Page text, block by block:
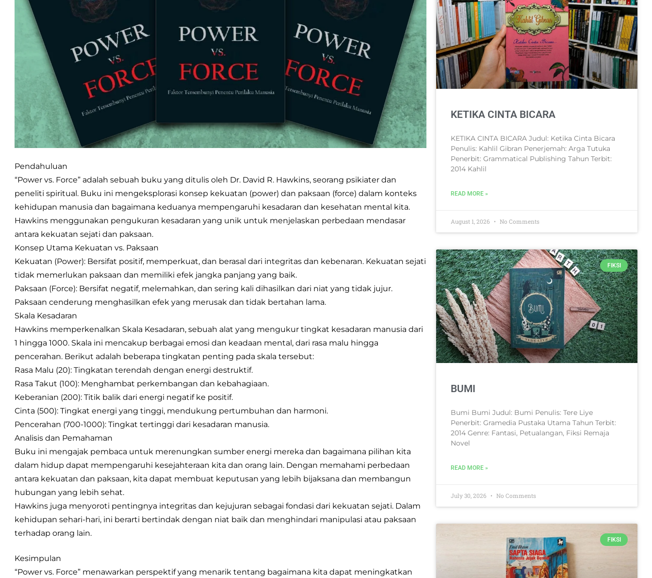
Pendahuluan
“Power vs. Force” adalah sebuah buku yang ditulis oleh Dr. David R. Hawkins, seorang psikiater dan
peneliti spiritual. Buku ini mengeksplorasi konsep kekuatan (power) dan paksaan (force) dalam konteks
kehidupan manusia dan bagaimana keduanya mempengaruhi kesadaran dan kesehatan mental kita.
Hawkins menggunakan pengukuran kesadaran yang unik untuk menjelaskan perbedaan mendasar
antara kekuatan sejati dan paksaan.
Konsep Utama Kekuatan vs. Paksaan
Kekuatan (Power): Bersifat positif, memperkuat, dan berasal dari integritas dan kebenaran. Kekuatan sejati
tidak memerlukan paksaan dan memiliki efek jangka panjang yang baik.
Paksaan (Force): Bersifat negatif, melemahkan, dan sering kali dihasilkan dari niat yang tidak jujur.
Paksaan cenderung menghasilkan efek yang merusak dan tidak bertahan lama.
Skala Kesadaran
Hawkins memperkenalkan Skala Kesadaran, sebuah alat yang mengukur tingkat kesadaran manusia dari
1 hingga 1000. Skala ini mencakup berbagai emosi dan keadaan mental, dari rasa malu hingga
pencerahan. Berikut adalah beberapa tingkatan penting pada skala tersebut:
Rasa Malu (20): Tingkatan terendah dengan energi destruktif.
Rasa Takut (100): Menghambat perkembangan dan kebahagiaan.
Keberanian (200): Titik balik dari energi negatif ke positif.
Cinta (500): Tingkat energi yang tinggi, mendukung pertumbuhan dan harmoni.
Pencerahan (700-1000): Tingkat tertinggi dari kesadaran manusia.
Analisis dan Pemahaman
Buku ini mengajak pembaca untuk merenungkan sumber energi mereka dan bagaimana pilihan kita
dalam hidup dapat mempengaruhi kesejahteraan kita dan orang lain. Dengan memahami perbedaan
antara kekuatan dan paksaan, kita dapat membuat keputusan yang lebih bijaksana dan membangun
hubungan yang lebih sehat.
Hawkins juga menyoroti pentingnya integritas dan kejujuran sebagai fondasi dari kekuatan sejati. Dalam
kehidupan sehari-hari, ini berarti bertindak dengan niat baik dan menghindari manipulasi atau paksaan
terhadap orang lain.
Kesimpulan
“Power vs. Force” menawarkan perspektif yang menarik tentang bagaimana kita dapat meningkatkan
KETIKA CINTA BICARA
KETIKA CINTA BICARA Judul: Ketika Cinta Bicara
Penulis: Kahlil Gibran Penerjemah: Arga Tutuka
Penerbit: Grammatical Publishing Tahun Terbit:
2014 Kahlil
READ MORE »
August 1, 2026 No Comments
FIKSI
BUMI
Bumi Bumi Judul: Bumi Penulis: Tere Liye
Penerbit: Gramedia Pustaka Utama Tahun Terbit:
2014 Genre: Fantasi, Petualangan, Fiksi Remaja
Novel
READ MORE »
July 30, 2026 No Comments
FIKSI